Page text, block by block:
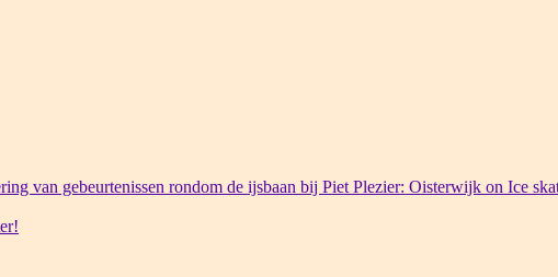
van gebeurtenissen rondom de ijsbaan bij Piet Plezier: Oisterwijk on Ice